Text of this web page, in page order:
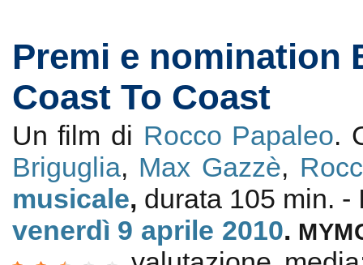
Premi e nomination
Coast To Coast
Un film di Rocco Papaleo.
Briguglia, Max Gazzè,
musicale, durata 105 min.
venerdì 9 aprile 2010.